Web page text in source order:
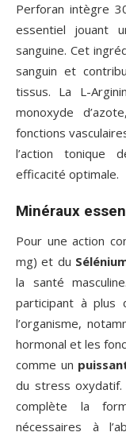
Perforan intègre
essentiel jouant
sanguine. Cet
sanguin et
tissus. La L-
monoxyde
fonctions
l’action tonique
efficacité optimale.
Minéraux
Pour une action
mg) et du
la santé
participant à plus
l’organisme,
hormonal et les
comme un
du stress oxydatif.
complète la
nécessaires à